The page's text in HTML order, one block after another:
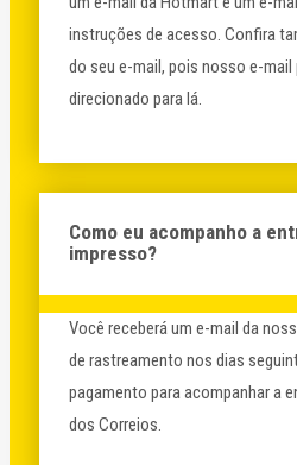
instruções de acesso. Confira
do seu e-mail, pois nosso e-mail
direcionado para lá.
Como eu acompanho a
impresso?
Você receberá um e-mail da
de rastreamento nos dias
pagamento para acompanhar a
dos Correios.